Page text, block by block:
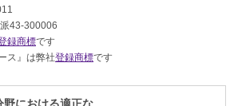
43-300006
録商標です
ス』は弊社登録商標です
野における適正な